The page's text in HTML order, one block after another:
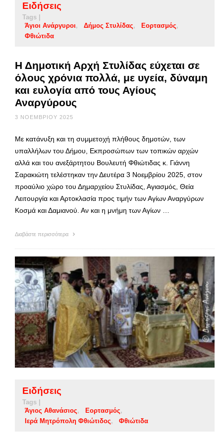
Ειδήσεις
Tags |
Άγιοι Ανάργυροι
Δήμος Στυλίδας
Εορτασμός
Φθιώτιδα
Η Δημοτική Αρχή Στυλίδας εύχεται σε
όλους χρόνια πολλά, με υγεία, δύναμη
και ευλογία από τους Αγίους
Αναργύρους
3 ΝΟΕΜΒΡΊΟΥ 2025
Με κατάνυξη και τη συμμετοχή πλήθους δημοτών, των
υπαλλήλων του Δήμου, Εκπροσώπων των τοπικών αρχών
αλλά και του ανεξάρτητου Βουλευτή Φθιώτιδας κ. Γιάννη
Σαρακιώτη τελέστηκαν την Δευτέρα 3 Νοεμβρίου 2025, στον
προαύλιο χώρο του Δημαρχείου Στυλίδας, Αγιασμός, Θεία
Λειτουργία και Αρτοκλασία προς τιμήν των Αγίων Αναργύρων
Κοσμά και Δαμιανού. Αν και η μνήμη των Αγίων …
Διαβάστε περισσότερα
Ειδήσεις
Tags |
Άγιος Αθανάσιος
Εορτασμός
Ιερά Μητρόπολη Φθιώτιδος
Φθιώτιδα